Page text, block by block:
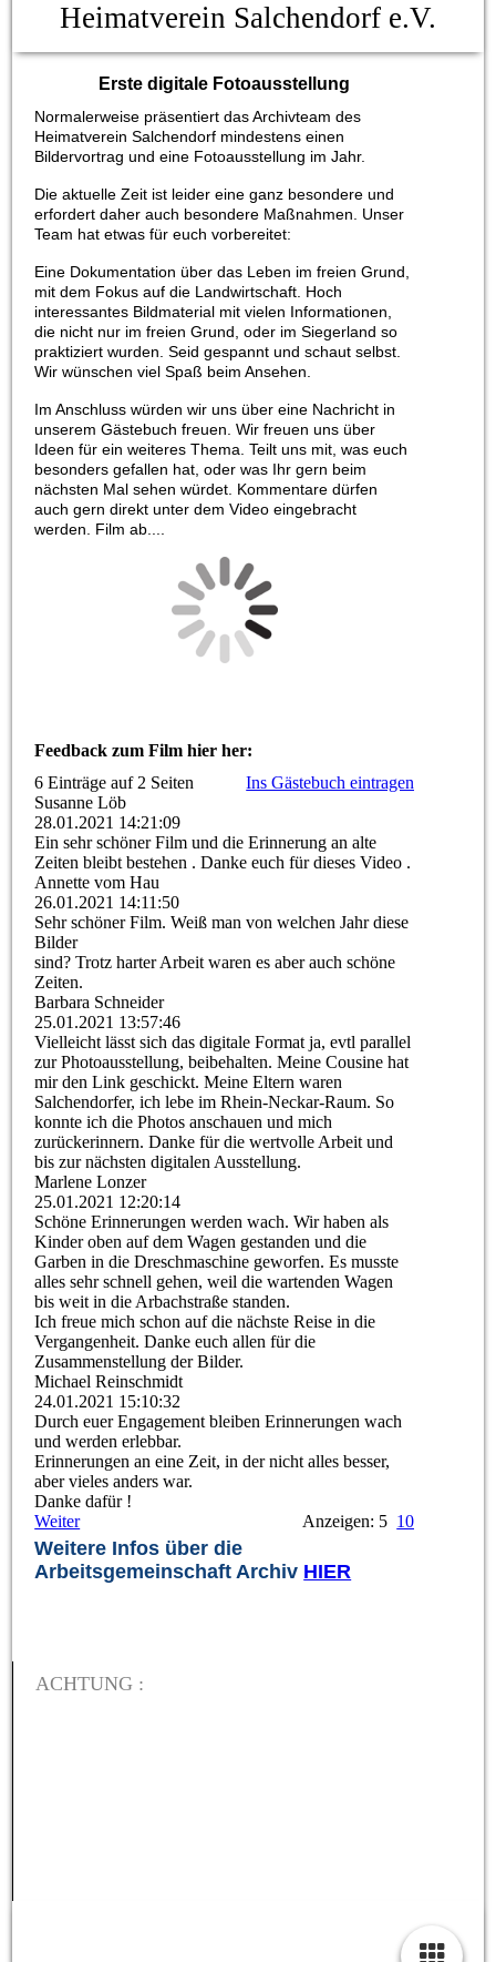
Heimatverein Salchendorf e.V.
Erste digitale Fotoausstellung
Normalerweise präsentiert das Archivteam des
Heimatverein Salchendorf mindestens einen
Bildervortrag und eine Fotoausstellung im Jahr.
Die aktuelle Zeit ist leider eine ganz besondere und
erfordert daher auch besondere Maßnahmen. Unser
Team hat etwas für euch vorbereitet:
Eine Dokumentation über das Leben im freien Grund,
mit dem Fokus auf die Landwirtschaft. Hoch
interessantes Bildmaterial mit vielen Informationen,
die nicht nur im freien Grund, oder im Siegerland so
praktiziert wurden. Seid gespannt und schaut selbst.
Wir wünschen viel Spaß beim Ansehen.
Im Anschluss würden wir uns über eine Nachricht in
unserem Gästebuch freuen. Wir freuen uns über
Ideen für ein weiteres Thema. Teilt uns mit, was euch
besonders gefallen hat, oder was Ihr gern beim
nächsten Mal sehen würdet. Kommentare dürfen
auch gern direkt unter dem Video eingebracht
werden. Film ab....
Feedback zum Film hier her:
6 Einträge auf 2 Seiten
Ins Gästebuch eintragen
Susanne Löb
28.01.2021 14:21:09
Ein sehr schöner Film und die Erinnerung an alte
Zeiten bleibt bestehen . Danke euch für dieses Video .
Annette vom Hau
26.01.2021 14:11:50
Sehr schöner Film. Weiß man von welchen Jahr diese
Bilder
sind? Trotz harter Arbeit waren es aber auch schöne
Zeiten.
Barbara Schneider
25.01.2021 13:57:46
Vielleicht lässt sich das digitale Format ja, evtl parallel
zur Photoausstellung, beibehalten. Meine Cousine hat
mir den Link geschickt. Meine Eltern waren
Salchendorfer, ich lebe im Rhein-Neckar-Raum. So
konnte ich die Photos anschauen und mich
zurückerinnern. Danke für die wertvolle Arbeit und
bis zur nächsten digitalen Ausstellung.
Marlene Lonzer
25.01.2021 12:20:14
Schöne Erinnerungen werden wach. Wir haben als
Kinder oben auf dem Wagen gestanden und die
Garben in die Dreschmaschine geworfen. Es musste
alles sehr schnell gehen, weil die wartenden Wagen
bis weit in die Arbachstraße standen.
Ich freue mich schon auf die nächste Reise in die
Vergangenheit. Danke euch allen für die
Zusammenstellung der Bilder.
Michael Reinschmidt
24.01.2021 15:10:32
Durch euer Engagement bleiben Erinnerungen wach
und werden erlebbar.
Erinnerungen an eine Zeit, in der nicht alles besser,
aber vieles anders war.
Danke dafür !
Weiter
Anzeigen: 5 10
Weitere Infos über die
Arbeitsgemeinschaft Archiv HIER
ACHTUNG :